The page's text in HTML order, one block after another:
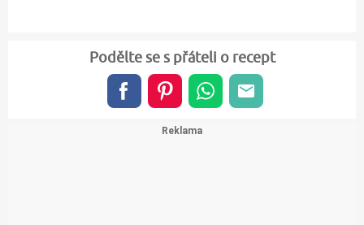
Podělte se s přáteli o recept